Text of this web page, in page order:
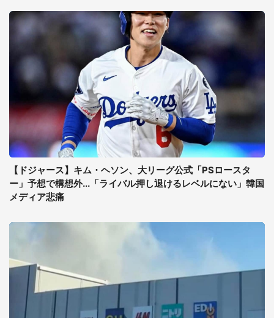
【ドジャース】キム・ヘソン、大リーグ公式「PSロースタ
ー」予想で構想外...「ライバル押し退けるレベルにない」韓国
メディア悲痛